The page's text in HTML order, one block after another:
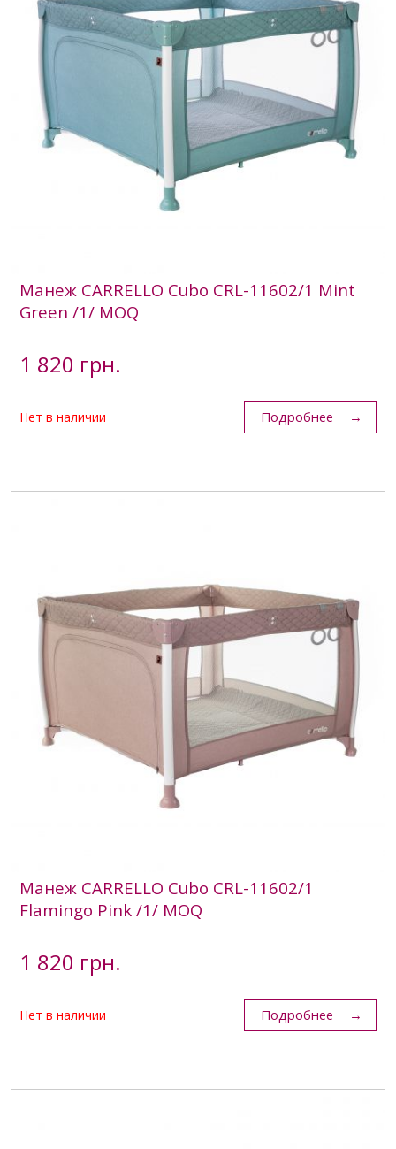
Манеж CARRELLO Cubo CRL-11602/1 Mint
Green /1/ MOQ
1 820 грн.
Нет в наличии Подробнее
Манеж CARRELLO Cubo CRL-11602/1
Flamingo Pink /1/ MOQ
1 820 грн.
Нет в наличии Подробнее